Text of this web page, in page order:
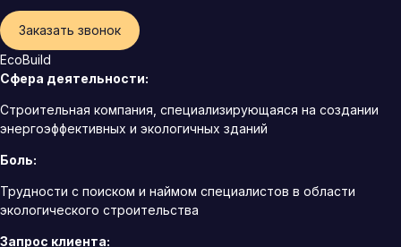
Заказать звонок
EcoBuild
Сфера деятельности:
Строительная компания, специализирующаяся на создании
энергоэффективных и экологичных зданий
Боль:
Трудности с поиском и наймом специалистов в области
экологического строительства
Запрос клиента: